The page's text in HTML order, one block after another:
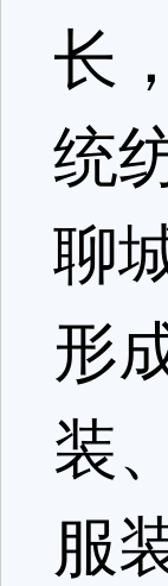
长
统
聊
形
装
服